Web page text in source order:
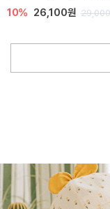
10% 26,100원